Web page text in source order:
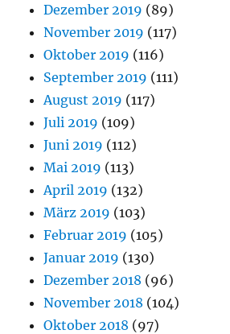
Dezember 2019 (89)
November 2019 (117)
Oktober 2019 (116)
September 2019 (111)
August 2019 (117)
Juli 2019 (109)
Juni 2019 (112)
Mai 2019 (113)
April 2019 (132)
März 2019 (103)
Februar 2019 (105)
Januar 2019 (130)
Dezember 2018 (96)
November 2018 (104)
Oktober 2018 (97)